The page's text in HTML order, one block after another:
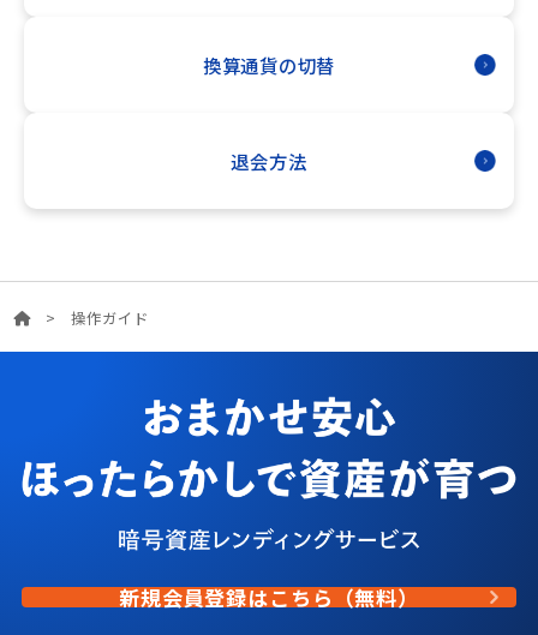
換算通貨の切替
退会方法
> 操作ガイド
新規会員登録はこちら（無料）